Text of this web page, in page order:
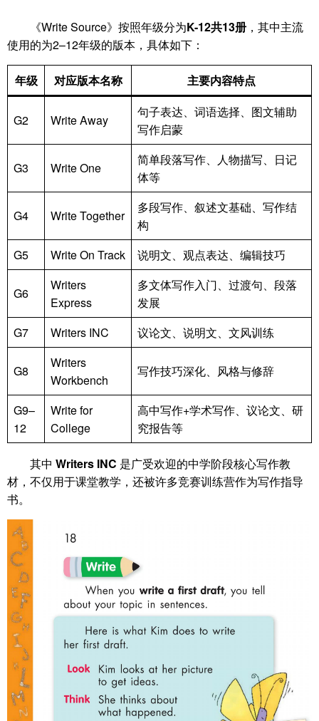
《Write Source》按照年级分为K-12共13册 ，其中主流
使用的为2–12年级的版本，具体如下：
年级 对应版本名称 主要内容特点
G2 Write Away
句子表达、词语选择、图文辅助
写作启蒙
G3 Write One
简单段落写作、人物描写、日记
体等
G4 Write Together
多段写作、叙述文基础、写作结
构
G5
Write On Track 说明文、观点表达、编辑技巧
G6
Writers
Express
多文体写作入门、过渡句、段落
发展
G7
Writers INC 议论文、说明文、文风训练
G8
Writers
Workbench
写作技巧深化、风格与修辞
G9–
12
Write for
College
高中写作+学术写作、议论文、研
究报告等
其中 Writers INC 是广受欢迎的中学阶段核心写作教
材，不仅用于课堂教学，还被许多竞赛训练营作为写作指导
书。